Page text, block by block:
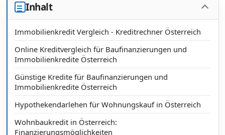
Inhalt
Immobilienkredit Vergleich - Kreditrechner Österreich
Online Kreditvergleich für Baufinanzierungen und
Immobilienkredite Österreich
Günstige Kredite für Baufinanzierungen und
Immobilienkredite Österreich
Hypothekendarlehen für Wohnungskauf in Österreich
Wohnbaukredit in Österreich:
Finanzierungsmöglichkeiten